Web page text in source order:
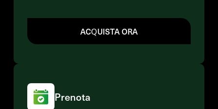
ACQUISTA ORA
Prenota